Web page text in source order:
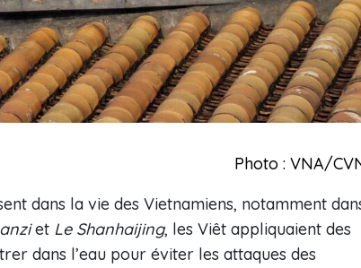
Photo : VNA/
dans la vie des Vietnamiens, notamment
et Le Shanhaijing, les Viêt appliquaient des
dans l’eau pour éviter les attaques des